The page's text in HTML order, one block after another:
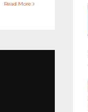
Read More